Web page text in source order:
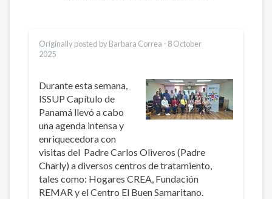
Originally posted by Barbara Correa - 8 October
2025
Durante esta semana,
ISSUP Capítulo de
Panamá llevó a cabo
una agenda intensa y
enriquecedora con
visitas del Padre Carlos Oliveros (Padre
Charly) a diversos centros de tratamiento,
tales como: Hogares CREA, Fundación
REMAR y el Centro El Buen Samaritano.